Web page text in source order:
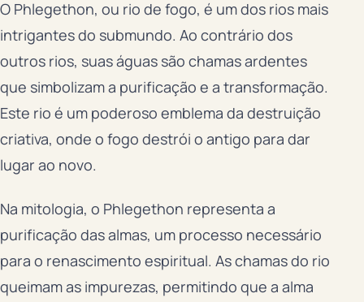
O Phlegethon, ou rio de fogo, é um dos rios mais
intrigantes do submundo. Ao contrário dos
outros rios, suas águas são chamas ardentes
que simbolizam a purificação e a transformação.
Este rio é um poderoso emblema da destruição
criativa, onde o fogo destrói o antigo para dar
lugar ao novo.
Na mitologia, o Phlegethon representa a
purificação das almas, um processo necessário
para o renascimento espiritual. As chamas do rio
queimam as impurezas, permitindo que a alma